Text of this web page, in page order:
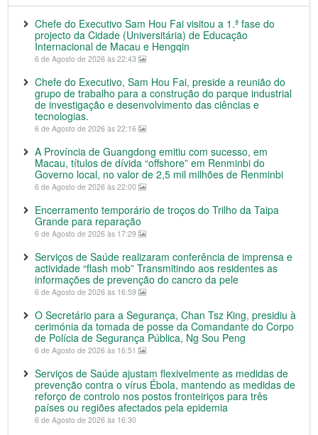
Chefe do Executivo Sam Hou Fai visitou a 1.ª fase do
projecto da Cidade (Universitária) de Educação
Internacional de Macau e Hengqin
6 de Agosto de 2026 às 22:43
Chefe do Executivo, Sam Hou Fai, preside a reunião do
grupo de trabalho para a construção do parque industrial
de investigação e desenvolvimento das ciências e
tecnologias.
6 de Agosto de 2026 às 22:16
A Província de Guangdong emitiu com sucesso, em
Macau, títulos de dívida “offshore” em Renminbi do
Governo local, no valor de 2,5 mil milhões de Renminbi
6 de Agosto de 2026 às 22:00
Encerramento temporário de troços do Trilho da Taipa
Grande para reparação
6 de Agosto de 2026 às 17:29
Serviços de Saúde realizaram conferência de imprensa e
actividade “flash mob” Transmitindo aos residentes as
informações de prevenção do cancro da pele
6 de Agosto de 2026 às 16:59
O Secretário para a Segurança, Chan Tsz King, presidiu à
cerimónia da tomada de posse da Comandante do Corpo
de Polícia de Segurança Pública, Ng Sou Peng
6 de Agosto de 2026 às 16:51
Serviços de Saúde ajustam flexivelmente as medidas de
prevenção contra o vírus Ébola, mantendo as medidas de
reforço de controlo nos postos fronteiriços para três
países ou regiões afectados pela epidemia
6 de Agosto de 2026 às 16:30